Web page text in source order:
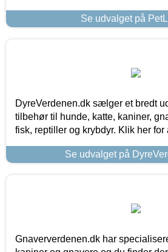
Se udvalget på
DyreVerdenen.dk sælger et bredt
tilbehør til hunde, katte, kaniner,
fisk, reptiller og krybdyr. Klik her for
Se udvalget på
Gnaververdenen.dk har